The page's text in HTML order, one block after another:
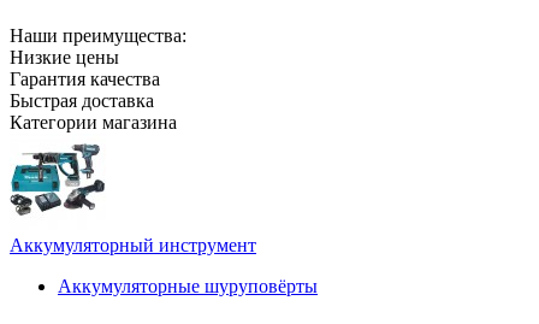
Наши преимущества:
Низкие цены
Гарантия качества
Быстрая доставка
Категории магазина
Аккумуляторный инструмент
Аккумуляторные шуруповёрты